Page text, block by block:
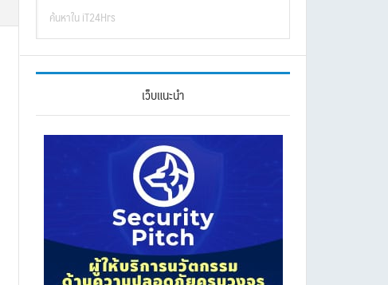
Sidebar
iT24Hrs
เว็บแนะนำ